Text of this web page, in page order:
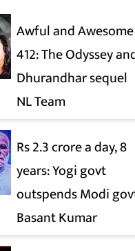
Awful and
412: The Odyssey
Dhurandhar sequel
NL Team
Rs 2.3 crore a day, 8
years: Yogi govt
outspends Modi
when it comes to ads
Basant Kumar